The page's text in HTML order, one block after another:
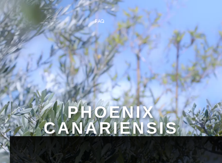
FAQ
PHOENIX
CANARIENSIS